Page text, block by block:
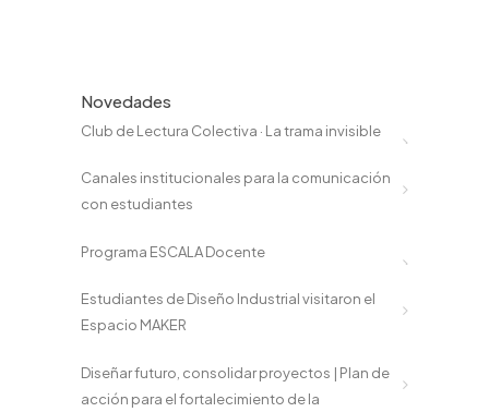
Novedades
Club de Lectura Colectiva · La trama invisible
Canales institucionales para la comunicación
con estudiantes
Programa ESCALA Docente
Estudiantes de Diseño Industrial visitaron el
Espacio MAKER
Diseñar futuro, consolidar proyectos | Plan de
acción para el fortalecimiento de la